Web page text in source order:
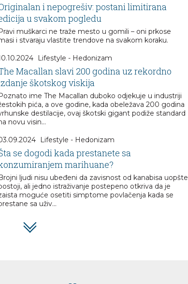
i nepogrešiv: postani limitirana
u svakom pogledu
muškarci ne traže mesto u gomili – oni prkose
i stvaraju vlastite trendove na svakom koraku.
Lifestyle - Hedonizam
Macallan slavi 200 godina uz rekordno
škotskog viskija
ime The Macallan duboko odjekuje u industriji
pića, a ove godine, kada obeležava 200 godina
destilacije, ovaj škotski gigant podiže standard
novu visin...
Lifestyle - Hedonizam
se dogodi kada prestanete sa
marihuane?
ljudi nisu ubeđeni da zavisnost od kanabisa uopšte
ali jedno istraživanje postepeno otkriva da je
moguće osetiti simptome povlačenja kada se
sa uživ...